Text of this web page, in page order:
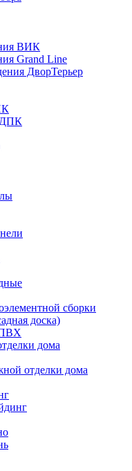
ВИК
Grand Line
ДворТерьер
ДПК
сборки
доска)
ПВХ
дома
отделки дома